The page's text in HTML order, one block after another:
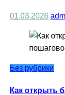
01.03.2026
Без рубрики
Как открыть